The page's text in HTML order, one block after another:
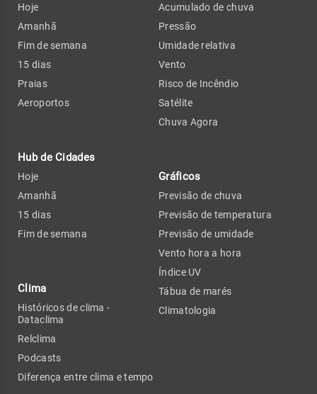
Hoje
Amanhã
Fim de semana
15 dias
Praias
Aeroportos
Hub de Cidades
Hoje
Amanhã
15 dias
Fim de semana
Clima
Históricos de clima -
Dataclima
Relclima
Podcasts
Diferença entre clima e tempo
Acumulado de chuva
Pressão
Umidade relativa
Vento
Risco de Incêndio
Satélite
Chuva Agora
Gráficos
Previsão de chuva
Previsão de temperatura
Previsão de umidade
Vento hora a hora
Índice UV
Tábua de marés
Climatologia